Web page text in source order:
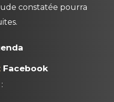
constatée pourra
Facebook